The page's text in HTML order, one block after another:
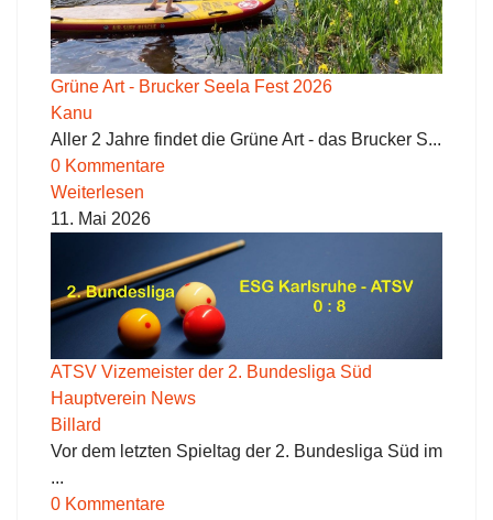
Grüne Art - Brucker Seela Fest 2026
Kanu
Aller 2 Jahre findet die Grüne Art - das Brucker S...
0 Kommentare
Weiterlesen
11. Mai 2026
ATSV Vizemeister der 2. Bundesliga Süd
Hauptverein News
Billard
Vor dem letzten Spieltag der 2. Bundesliga Süd im
...
0 Kommentare